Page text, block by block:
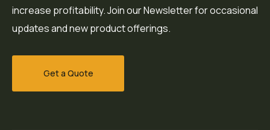
increase profitability. Join our Newsletter for occasional
updates and new product offerings.
Get a Quote